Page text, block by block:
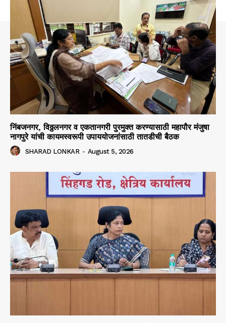
निंबजनगर, विठ्ठलनगर व एकतानगरी पुरमुक्त करण्यासाठी महापौर मंजुषा
नागपुरे यांची कायमस्वरूपी उपाययोजनांसाठी तातडीची बैठक
SHARAD LONKAR - August 5, 2026